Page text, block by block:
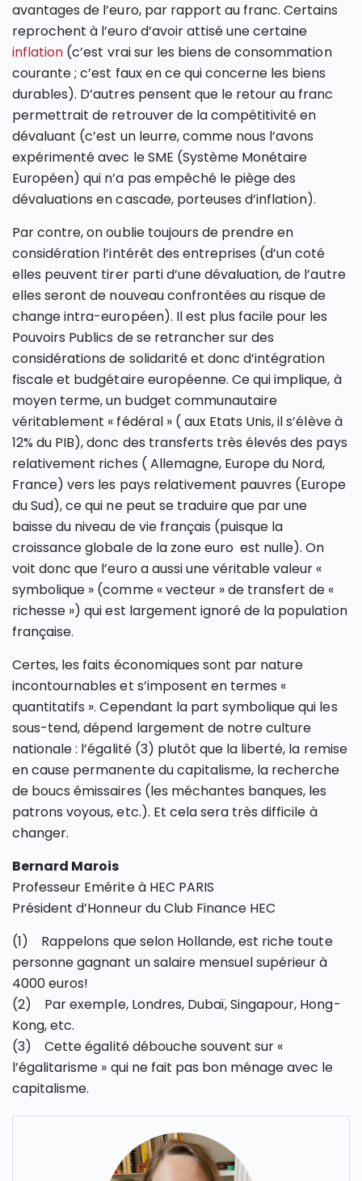
avantages de l’euro, par rapport au franc. Certains
reprochent à l’euro d’avoir attisé une certaine
inflation (c’est vrai sur les biens de consommation
courante ; c’est faux en ce qui concerne les biens
durables). D’autres pensent que le retour au franc
permettrait de retrouver de la compétitivité en
dévaluant (c’est un leurre, comme nous l’avons
expérimenté avec le SME (Système Monétaire
Européen) qui n’a pas empêché le piège des
dévaluations en cascade, porteuses d’inflation).
Par contre, on oublie toujours de prendre en
considération l’intérêt des entreprises (d’un coté
elles peuvent tirer parti d’une dévaluation, de l’autre
elles seront de nouveau confrontées au risque de
change intra-européen). Il est plus facile pour les
Pouvoirs Publics de se retrancher sur des
considérations de solidarité et donc d’intégration
fiscale et budgétaire européenne. Ce qui implique, à
moyen terme, un budget communautaire
véritablement « fédéral » ( aux Etats Unis, il s’élève à
12% du PIB), donc des transferts très élevés des pays
relativement riches ( Allemagne, Europe du Nord,
France) vers les pays relativement pauvres (Europe
du Sud), ce qui ne peut se traduire que par une
baisse du niveau de vie français (puisque la
croissance globale de la zone euro est nulle). On
voit donc que l’euro a aussi une véritable valeur «
symbolique » (comme « vecteur » de transfert de «
richesse ») qui est largement ignoré de la population
française.
Certes, les faits économiques sont par nature
incontournables et s’imposent en termes «
quantitatifs ». Cependant la part symbolique qui les
sous-tend, dépend largement de notre culture
nationale : l’égalité (3) plutôt que la liberté, la remise
en cause permanente du capitalisme, la recherche
de boucs émissaires (les méchantes banques, les
patrons voyous, etc.). Et cela sera très difficile à
changer.
Bernard Marois
Professeur Emérite à HEC PARIS
Président d’Honneur du Club Finance HEC
(1) Rappelons que selon Hollande, est riche toute
personne gagnant un salaire mensuel supérieur à
4000 euros!
(2) Par exemple, Londres, Dubaï, Singapour, Hong-
Kong, etc.
(3) Cette égalité débouche souvent sur «
l’égalitarisme » qui ne fait pas bon ménage avec le
capitalisme.